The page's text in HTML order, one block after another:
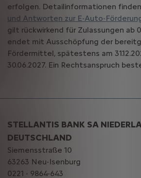
erfolgen. Detailinformationen
und Antworten zur E-Auto-
gilt rückwirkend für Zulassungen ab
endet mit Ausschöpfung der
Fördermittel, spätestens am
30.06.2027. Ein Rechtsanspruch
STELLANTIS BANK SA
DEUTSCHLAND
Siemensstraße 10
63263 Neu-Isenburg
0221 - 9864-643